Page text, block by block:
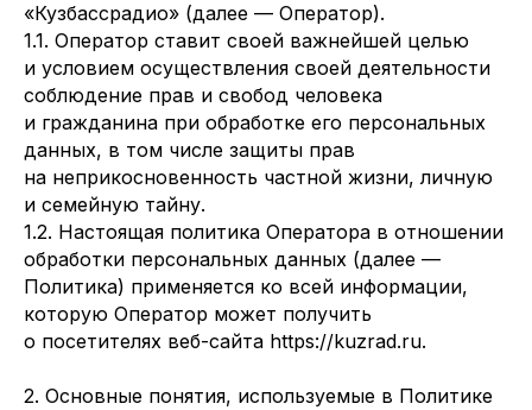
«Кузбассрадио» (далее — Оператор).
1.1. Оператор ставит своей важнейшей целью
и условием осуществления своей деятельности
соблюдение прав и свобод человека
и гражданина при обработке его персональных
данных, в том числе защиты прав
на неприкосновенность частной жизни, личную
и семейную тайну.
1.2. Настоящая политика Оператора в отношении
обработки персональных данных (далее —
Политика) применяется ко всей информации,
которую Оператор может получить
о посетителях веб-сайта https://kuzrad.ru.
2. Основные понятия, используемые в Политике